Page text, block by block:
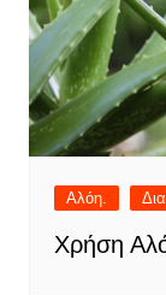
Αλόη.
Χρήση